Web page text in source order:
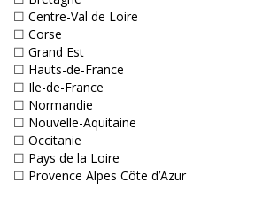
☐ Centre-Val de Loire
☐ Corse
☐ Grand Est
☐ Hauts-de-France
☐ Ile-de-France
☐ Normandie
☐ Nouvelle-Aquitaine
☐ Occitanie
☐ Pays de la Loire
☐ Provence Alpes Côte d’Azur